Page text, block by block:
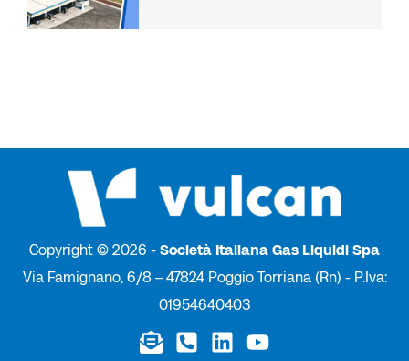
Copyright © 2026 - Società Italiana Gas Liquidi Spa
Via Famignano, 6/8 – 47824 Poggio Torriana (Rn) - P.Iva:
01954640403